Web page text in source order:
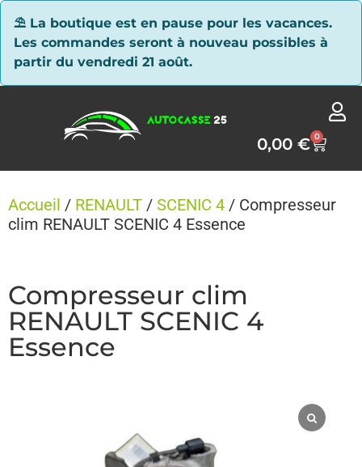
⛱ La boutique est en pause pour les vacances.
Les commandes seront à nouveau possibles à
partir du vendredi 21 août.
0,00€ 0
Accueil / RENAULT / SCENIC 4 / Compresseur
clim RENAULT SCENIC 4 Essence
Compresseur clim
RENAULT SCENIC 4
Essence
Panneau de gestion des cookies